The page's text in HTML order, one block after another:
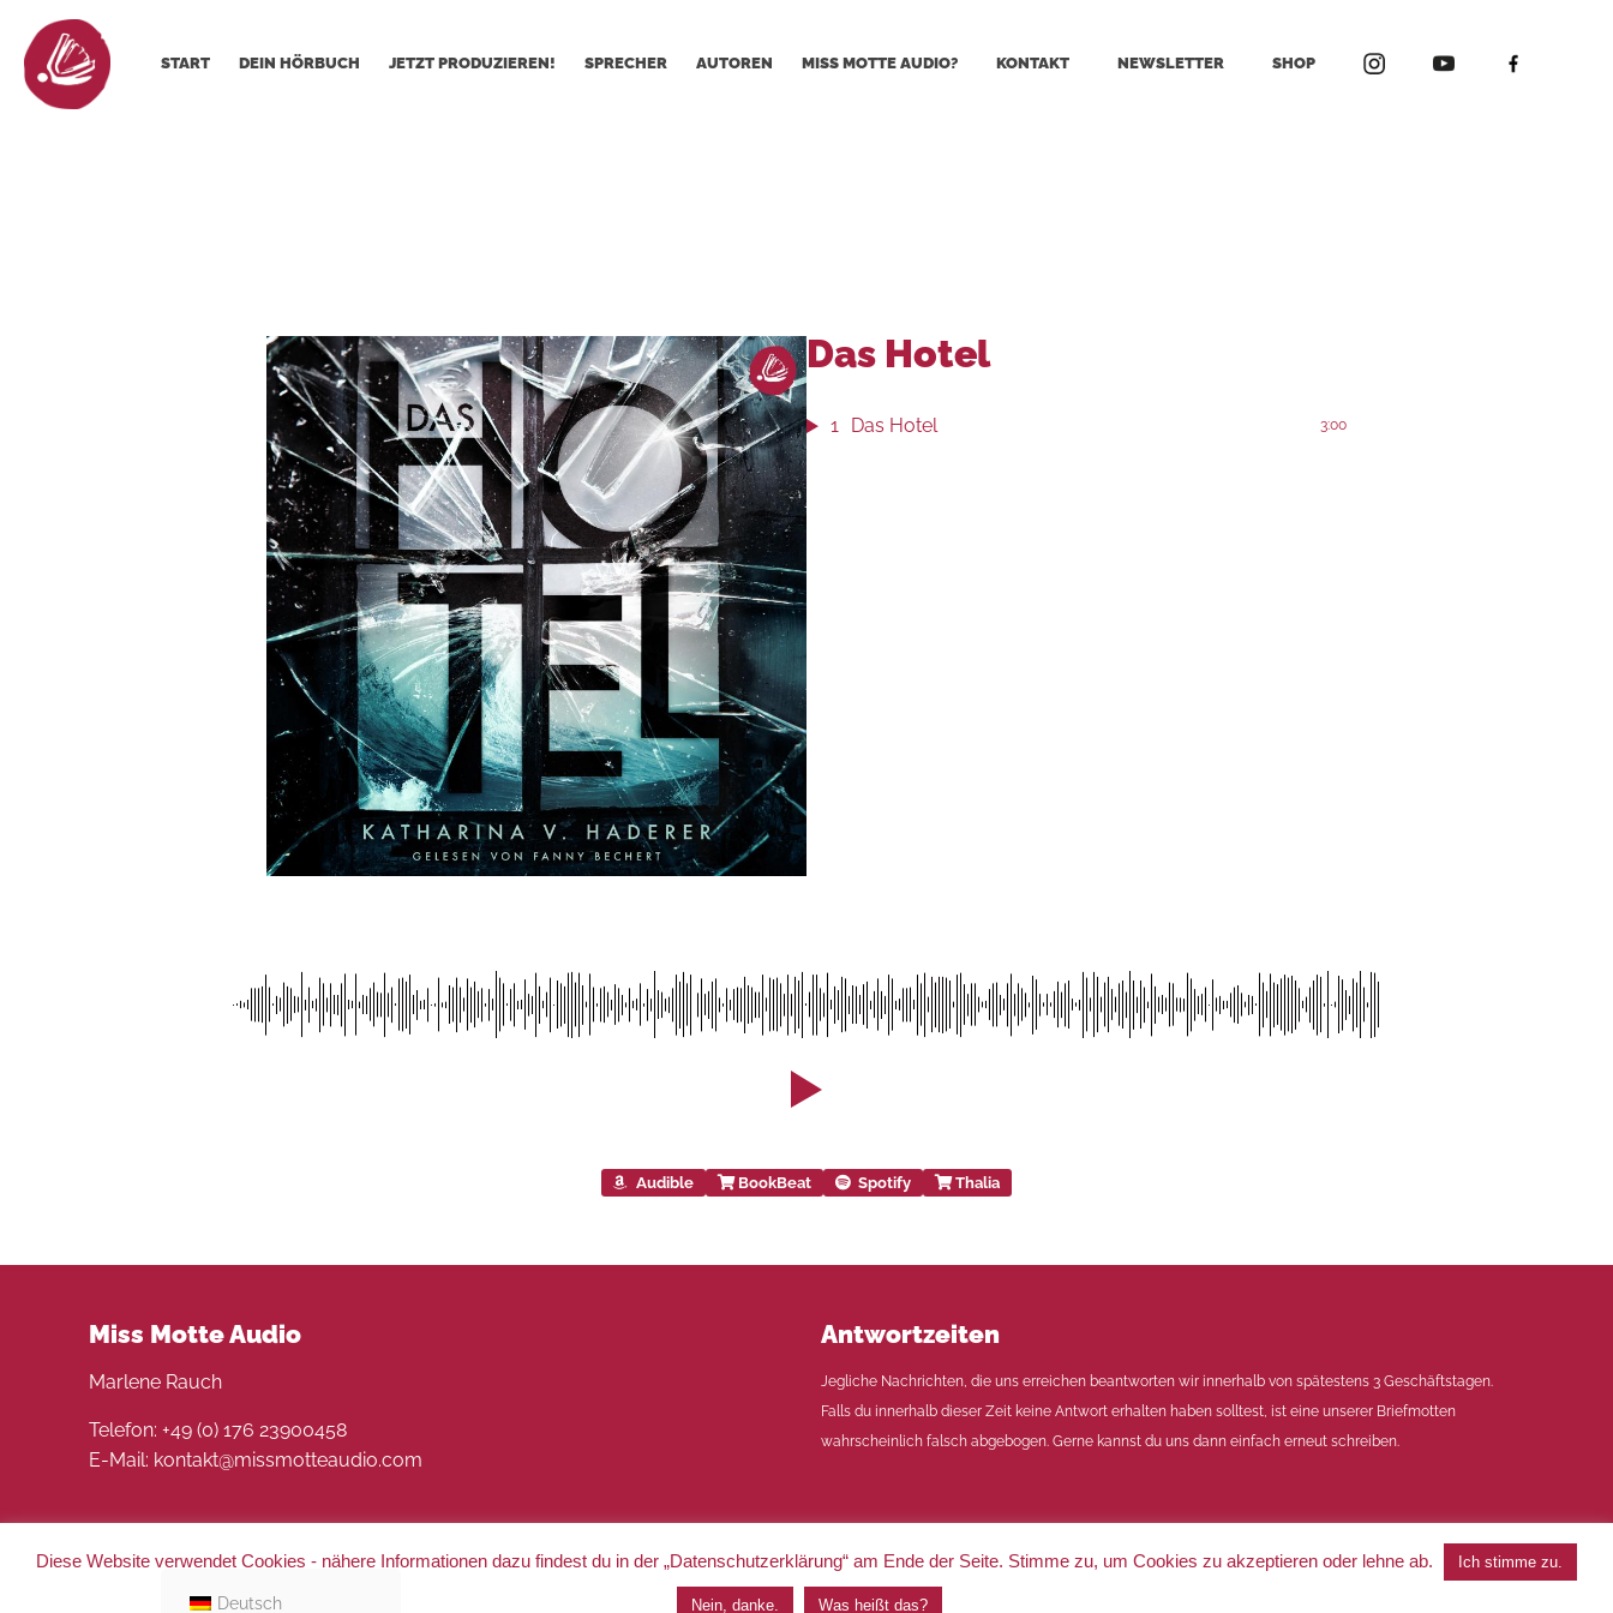
START DEIN HÖRBUCH JETZT PRODUZIEREN! SPRECHER AUTOREN MISS MOTTE AUDIO? KONTAKT NEWSLETTER SHOP
Das Hotel
1 Das Hotel 3:00
Audible BookBeat Spotify Thalia
Miss Motte Audio
Marlene Rauch
Telefon: +49 (0) 176 23900458
E-Mail: kontakt@missmotteaudio.com
Antwortzeiten
Jegliche Nachrichten, die uns erreichen beantworten wir innerhalb von spätestens 3 Geschäftstagen.
Falls du innerhalb dieser Zeit keine Antwort erhalten haben solltest, ist eine unserer Briefmotten
wahrscheinlich falsch abgebogen. Gerne kannst du uns dann einfach erneut schreiben.
Datenschutz
Diese Website verwendet Cookies - nähere Informationen dazu findest du in der „Datenschutzerklärung“ am Ende der Seite. Stimme zu, um Cookies zu akzeptieren oder lehne ab. Ich stimme zu.
Nein, danke. Was heißt das?
Deutsch